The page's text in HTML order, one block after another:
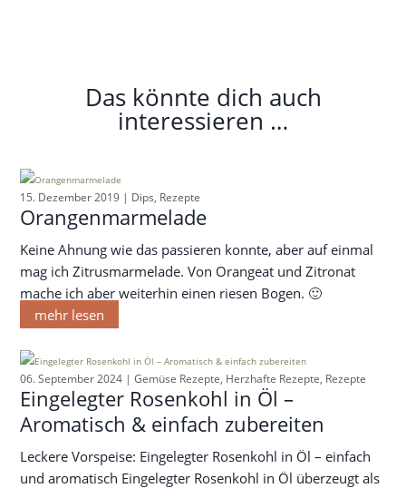
Das könnte dich auch
interessieren …
15. Dezember 2019 | Dips, Rezepte
Orangenmarmelade
Keine Ahnung wie das passieren konnte, aber auf einmal
mag ich Zitrusmarmelade. Von Orangeat und Zitronat
mache ich aber weiterhin einen riesen Bogen. 🙂
mehr lesen
06. September 2024 |Gemüse Rezepte, Herzhafte Rezepte, Rezepte
Eingelegter Rosenkohl in Öl –
Aromatisch & einfach zubereiten
Leckere Vorspeise: Eingelegter Rosenkohl in Öl – einfach
und aromatisch Eingelegter Rosenkohl in Öl überzeugt als